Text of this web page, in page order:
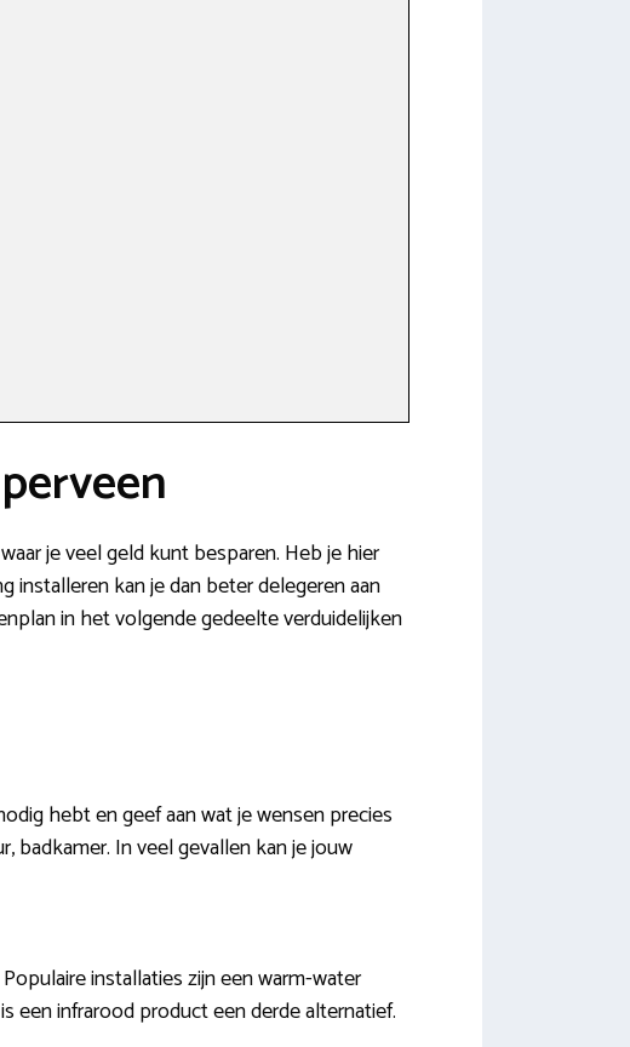
je veel geld kunt besparen. Heb je hier
installeren kan je dan beter delegeren aan
in het volgende gedeelte verduidelijken
hebt en geef aan wat je wensen precies
badkamer. In veel gevallen kan je jouw
installaties zijn een warm-water
een infrarood product een derde alternatief.